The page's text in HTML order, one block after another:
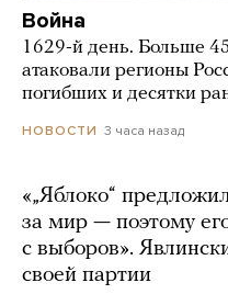
Война
1629-й день. Больше
атаковали регионы
погибших и десятки
НОВОСТИ 3 часа назад
«„Яблоко“
за мир — поэтому
с выборов».
своей партии